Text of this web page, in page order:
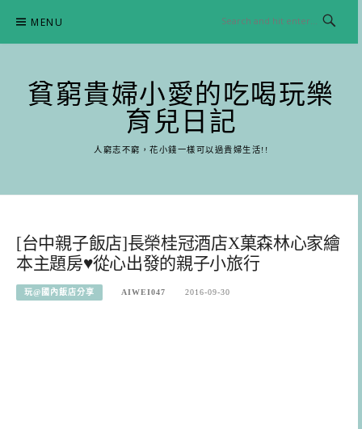
content
MENU
貧窮貴婦小愛的吃喝玩樂
育兒日記
人窮志不窮，花小錢一樣可以過貴婦生活!!
[台中親子飯店]長榮桂冠酒店X菓森林心家繪
本主題房♥從心出發的親子小旅行
玩@國內飯店分享 AIWEI047 2016-09-30